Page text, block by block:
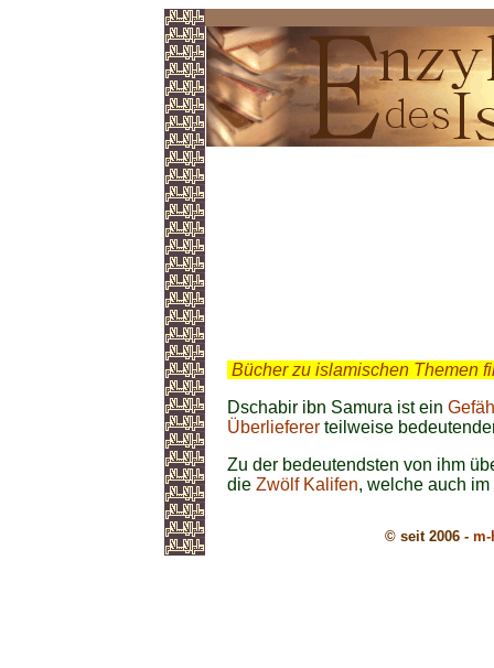
Bücher zu islamischen Themen
Dschabir ibn Samura ist ein
Überlieferer teilweise
Zu der bedeutendsten von ihm
die Zwölf Kalifen, welche auch im
© seit 2006 - m-